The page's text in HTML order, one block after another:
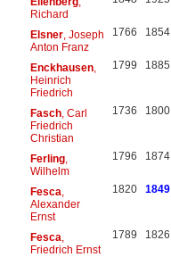
Richard
Elsner, Joseph
Anton Franz
1766 1854
Enckhausen,
Heinrich
Friedrich
1799 1885
Fasch, Carl
Friedrich
Christian
1736 1800
Ferling,
Wilhelm
1796 1874
Fesca
Alexander
Ernst
1820 1849
Fesca
Friedrich Ernst
1789 1826